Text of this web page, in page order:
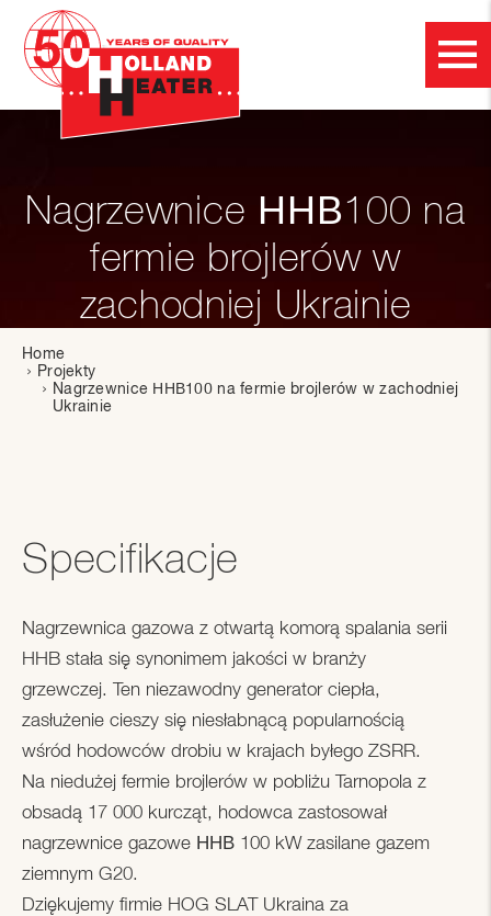
Nagrzewnice ННВ100 na
fermie brojlerów w
zachodniej Ukrainie
Home
Projekty
Nagrzewnice ННВ100 na fermie brojlerów w zachodniej
Ukrainie
Specifikacje
Nagrzewnica gazowa z otwartą komorą spalania serii
HHB stała się synonimem jakości w branży
grzewczej. Ten niezawodny generator ciepła,
zasłużenie cieszy się niesłabnącą popularnością
wśród hodowców drobiu w krajach byłego ZSRR.
Na niedużej fermie brojlerów w pobliżu Tarnopola z
obsadą 17 000 kurcząt, hodowca zastosował
nagrzewnice gazowe ННВ 100 kW zasilane gazem
ziemnym G20.
Dziękujemy firmie HOG SLAT Ukraina za